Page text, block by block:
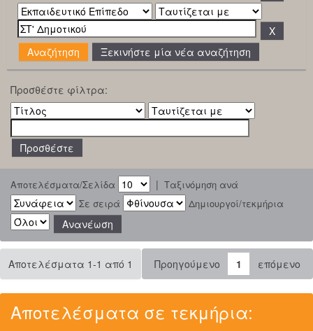
Ξεκινήστε μία νέα αναζήτηση
Προσθέστε φίλτρα:
Αποτελέσματα/Σελίδα | Ταξινόμηση ανά
Σε σειρά
Δημιουργοί/τεκμήρια
Αποτελέσματα 1-1 από 1 Προηγούμενο 1 επόμενο
Αποτελέσματα σε τεκμήρια: